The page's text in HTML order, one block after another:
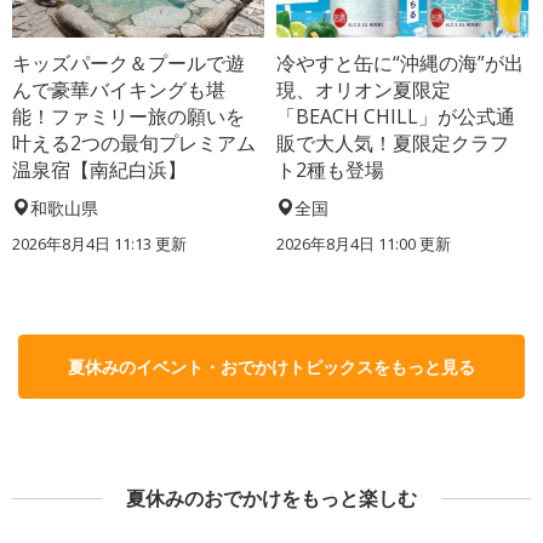
キッズパーク＆プールで遊
んで豪華バイキングも堪
能！ファミリー旅の願いを
叶える2つの最旬プレミアム
温泉宿【南紀白浜】
和歌山県
2026年8月4日 11:13 更新
冷やすと缶に“沖縄の海”が出
現、オリオン夏限定
「BEACH CHILL」が公式通
販で大人気！夏限定クラフ
ト2種も登場
全国
2026年8月4日 11:00更新
夏休みのイベント・おでかけトピックスをもっと見る
夏休みのおでかけをもっと楽しむ